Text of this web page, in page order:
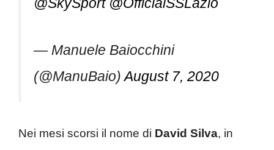
— Manuele Baiocchini
(@ManuBaio) August 7, 2020
Nei mesi scorsi il nome di David Silva
, in